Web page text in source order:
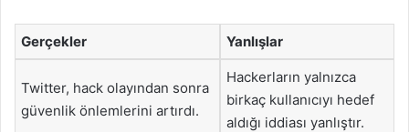
Gerçekler Yanlışlar
Twitter, hack olayından sonra
güvenlik önlemlerini artırdı.
Hackerların yalnızca
birkaç kullanıcıyı hedef
aldığı iddiası yanlıştır.